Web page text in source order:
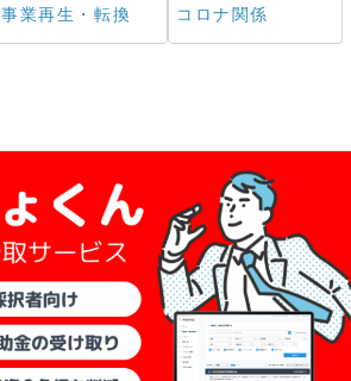
事業再生・転換 コロナ関係